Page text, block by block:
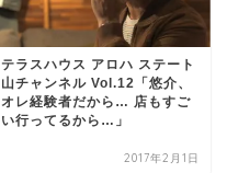
テラスハウス アロハ ステート
山チャンネル Vol.12「悠介、
オレ経験者だから… 店もすご
い行ってるから…」
2017年2月1日